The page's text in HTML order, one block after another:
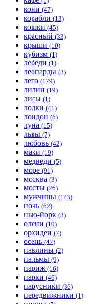
кони (47)
корабли (13)
кошки (45)
красный (33)
крыши (10)
кубизм (1)
лебеди (1)
леопарды (3)
лето (179)
лилии (19)
лисы (1)
лодки (41)
лондон (6)
луна (15)
львы (7)
любовь (42)
маки (19)
медведи (5)
море (91)
москва (3)
мосты (26)
мужчины (143)
ночь (62)
нью-йорк (3)
олени (10)
орхидеи (7)
осень (47)
павлины (2)
пальмы (9)
париж (16)
парки (46)
парусники (36)
передвижники (1)